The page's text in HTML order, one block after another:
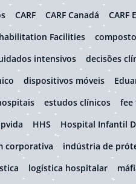
CARF CARF Canadá CARF
Facilities
intensivos decisões
dispositivos móveis
estudos clínicos fee
HHS Hospital Infantil
corporativa indústria de
logística hospitalar